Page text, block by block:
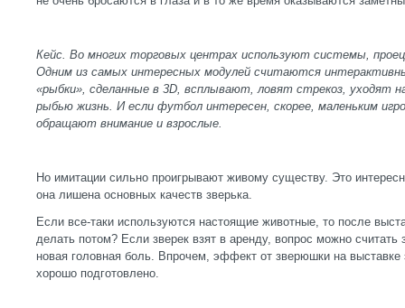
Кейс. Во многих торговых центрах используют системы,
Одним из самых интересных модулей считаются
«рыбки», сделанные в 3D, всплывают, ловят стрекоз, уходят
рыбью жизнь. И если футбол интересен, скорее, маленьким
обращают внимание и взрослые.
Но имитации сильно проигрывают живому существу. Это
она лишена основных качеств зверька.
Если все-таки используются настоящие животные, то после
делать потом? Если зверек взят в аренду, вопрос можно
новая головная боль. Впрочем, эффект от зверюшки на выставке
хорошо подготовлено.